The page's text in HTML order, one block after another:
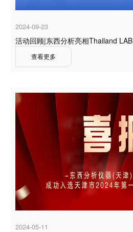
2024-09-23
活动回顾|东西分析亮相Thailand
查看更多
2024-05-11